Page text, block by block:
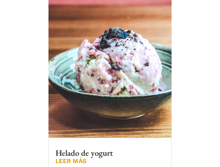
Helado de yogurt
LEER MÁS